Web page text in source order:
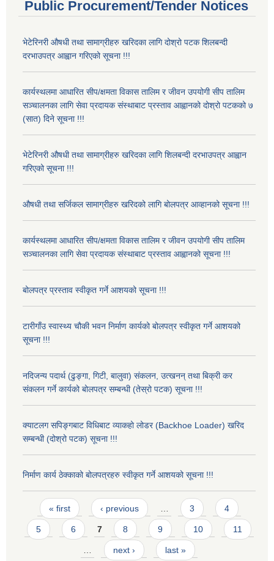
Public Procurement/Tender Notices
भेटेरिनरी औषधी तथा सामाग्रीहरु खरिदका लागि दोश्रो पटक शिलबन्दी
दरभाउपत्र आह्वान गरिएको सूचना !!!
कार्यस्थलमा आधारित सीप/क्षमता विकास तालिम र जीवन उपयोगी सीप तालिम
सञ्चालनका लागि सेवा प्रदायक संस्थाबाट प्रस्ताव आह्वानको दोश्रो पटकको ७
(सात) दिने सूचना !!!
भेटेरिनरी औषधी तथा सामाग्रीहरु खरिदका लागि शिलबन्दी दरभाउपत्र आह्वान
गरिएको सूचना !!!
औषधी तथा सर्जिकल सामाग्रीहरु खरिदको लागि बोलपत्र आव्हानको सूचना !!!
कार्यस्थलमा आधारित सीप/क्षमता विकास तालिम र जीवन उपयोगी सीप तालिम
सञ्चालनका लागि सेवा प्रदायक संस्थाबाट प्रस्ताव आह्वानको सूचना !!!
बोलपत्र प्रस्ताव स्वीकृत गर्ने आशयको सूचना !!!
टारीगाँउ स्वास्थ्य चौकी भवन निर्माण कार्यको बोलपत्र स्वीकृत गर्ने आशयको
सूचना !!!
नदिजन्य पदार्थ (ढुङ्गा, गिटी, बालुवा) संकलन, उत्खनन् तथा बिक्री कर
संकलन गर्ने कार्यको बोलपत्र सम्बन्धी (तेस्रो पटक) सूचना !!!
क्याटलग सपिङ्गबाट विधिबाट व्याकहो लोडर (Backhoe Loader) खरिद
सम्बन्धी (दोश्रो पटक) सूचना !!!
निर्माण कार्य ठेक्काको बोलपत्रहरु स्वीकृत गर्ने आशयको सूचना !!!
Pages
« first ‹ previous 3 4
5 6 7 8 9 10 11
next › last »